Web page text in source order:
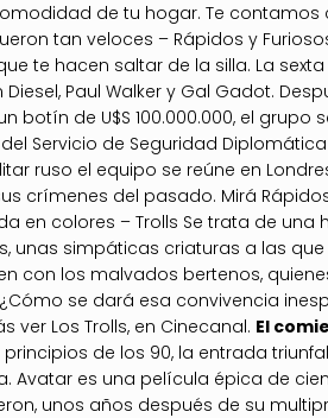
de tu hogar. Te contamos
tan veloces – Rápidos y
te hacen saltar de la silla. La
Paul Walker y Gal Gadot.
botín de U$S 100.000.000, el grupo
Servicio de Seguridad
ruso el equipo se reúne en
crímenes del pasado. Mirá Rápidos
en colores – Trolls Se trata de
unas simpáticas criaturas a las
con los malvados bertenos,
se dará esa convivencia
ver Los Trolls, en Cinecanal. El
de los 90, la entrada
Avatar es una película épica de
unos años después de su